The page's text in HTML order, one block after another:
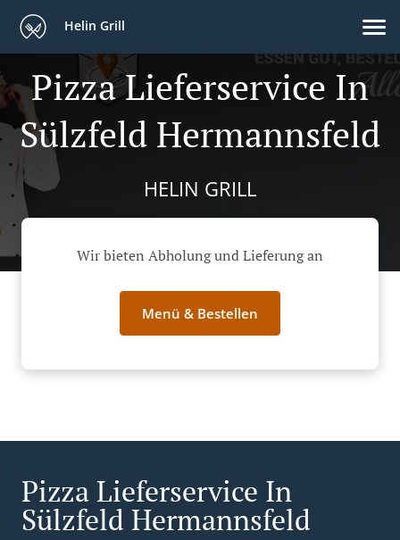
Helin Grill
Pizza Lieferservice In
Sülzfeld Hermannsfeld
HELIN GRILL
Wir bieten Abholung und Lieferung an
Menü & Bestellen
Pizza Lieferservice In
Sülzfeld Hermannsfeld